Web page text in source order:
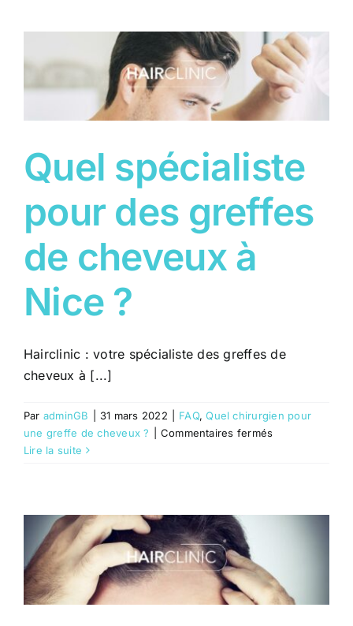
Quel spécialiste
pour des greffes
de cheveux à
Nice ?
Hairclinic : votre spécialiste des greffes de
cheveux à [...]
Par adminGB 31 mars 2022 FAQ,Quel chirurgien pour
une greffe de cheveux ?
Commentaires ferméssur
greffes
Nice
?
Lire la suite